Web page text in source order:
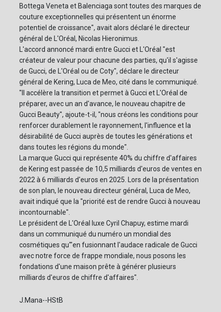
Bottega Veneta et Balenciaga sont toutes des marques de
couture exceptionnelles qui présentent un énorme
potentiel de croissance", avait alors déclaré le directeur
général de L'Oréal, Nicolas Hieronimus.
L'accord annoncé mardi entre Gucci et L'Oréal "est
créateur de valeur pour chacune des parties, qu'il s'agisse
de Gucci, de L'Oréal ou de Coty", déclare le directeur
général de Kering, Luca de Meo, cité dans le communiqué.
"Il accélère la transition et permet à Gucci et L'Oréal de
préparer, avec un an d'avance, le nouveau chapitre de
Gucci Beauty", ajoute-t-il, "nous créons les conditions pour
renforcer durablement le rayonnement, l'influence et la
désirabilité de Gucci auprès de toutes les générations et
dans toutes les régions du monde".
La marque Gucci qui représente 40% du chiffre d'affaires
de Kering est passée de 10,5 milliards d'euros de ventes en
2022 à 6 milliards d'euros en 2025. Lors de la présentation
de son plan, le nouveau directeur général, Luca de Meo,
avait indiqué que la "priorité est de rendre Gucci à nouveau
incontournable".
Le président de L'Oréal luxe Cyril Chapuy, estime mardi
dans un communiqué du numéro un mondial des
cosmétiques qu'"en fusionnant l'audace radicale de Gucci
avec notre force de frappe mondiale, nous posons les
fondations d'une maison prête à générer plusieurs
milliards d'euros de chiffre d'affaires".
J.Mana--HStB